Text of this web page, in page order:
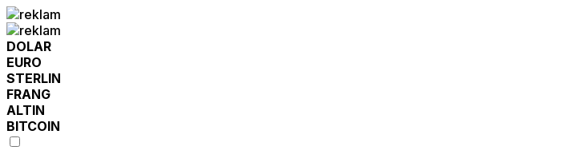
DOLAR
EURO
STERLIN
FRANG
ALTIN
BITCOIN